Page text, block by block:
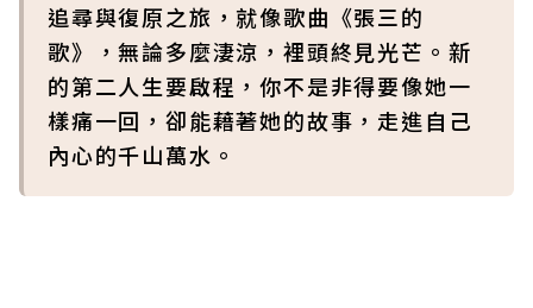
追尋與復原之旅，就像歌曲《張三的
歌》，無論多麼淒涼，裡頭終見光芒。新
的第二人生要啟程，你不是非得要像她一
樣痛一回，卻能藉著她的故事，走進自己
內心的千山萬水。